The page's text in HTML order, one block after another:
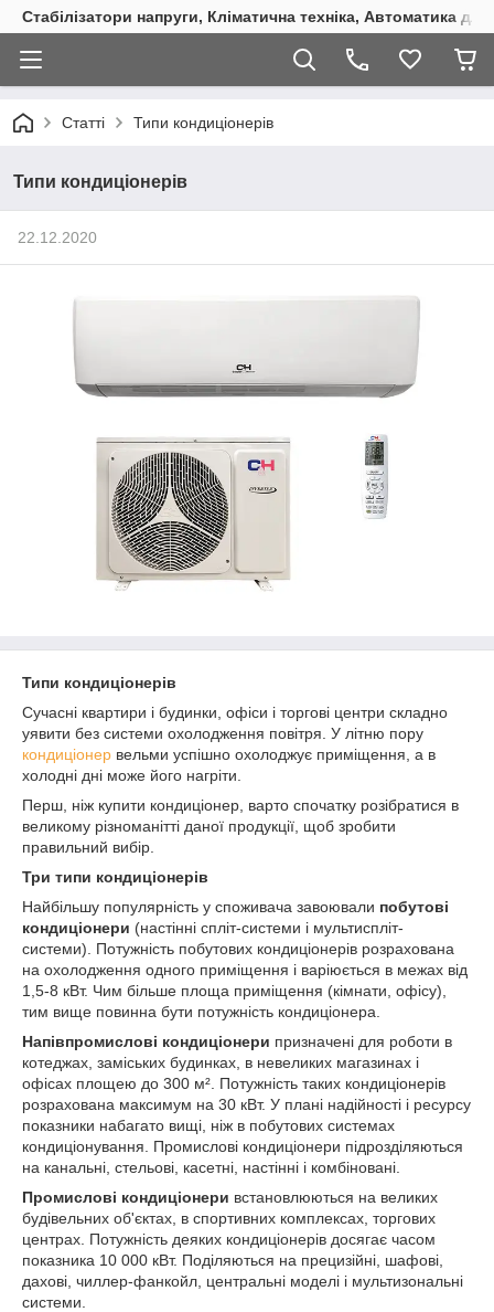
Стабілізатори напруги, Кліматична техніка, Автоматика
Статті Типи кондиціонерів
Типи кондиціонерів
22.12.2020
Типи кондиціонерів
Сучасні квартири і будинки, офіси і торгові центри складно
уявити без системи охолодження повітря. У літню пору
кондиціонер вельми успішно охолоджує приміщення, а в
холодні дні може його нагріти.
Перш, ніж купити кондиціонер, варто спочатку розібратися в
великому різноманітті даної продукції, щоб зробити
правильний вибір.
Три типи кондиціонерів
Найбільшу популярність у споживача завоювали побутові
кондиціонери (настінні спліт-системи і мультиспліт-
системи). Потужність побутових кондиціонерів розрахована
на охолодження одного приміщення і варіюється в межах від
1,5-8 кВт. Чим більше площа приміщення (кімнати, офісу),
тим вище повинна бути потужність кондиціонера.
Напівпромислові кондиціонери призначені для роботи в
котеджах, заміських будинках, в невеликих магазинах і
офісах площею до 300 м². Потужність таких кондиціонерів
розрахована максимум на 30 кВт. У плані надійності і ресурсу
показники набагато вищі, ніж в побутових системах
кондиціонування. Промислові кондиціонери підрозділяються
на канальні, стельові, касетні, настінні і комбіновані.
Промислові кондиціонери встановлюються на великих
будівельних об'єктах, в спортивних комплексах, торгових
центрах. Потужність деяких кондиціонерів досягає часом
показника 10 000 кВт. Поділяються на прецизійні, шафові,
дахові, чиллер-фанкойл, центральні моделі і мультизональні
системи.